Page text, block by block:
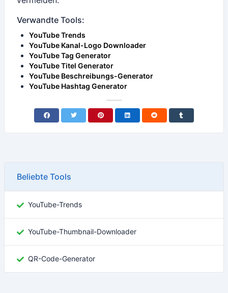
Verwandte Tools:
YouTube Trends
YouTube Kanal-Logo Downloader
YouTube Tag Generator
YouTube Titel Generator
YouTube Beschreibungs-Generator
YouTube Hashtag Generator
Beliebte Tools
YouTube-Trends
YouTube-Thumbnail-Downloader
QR-Code-Generator